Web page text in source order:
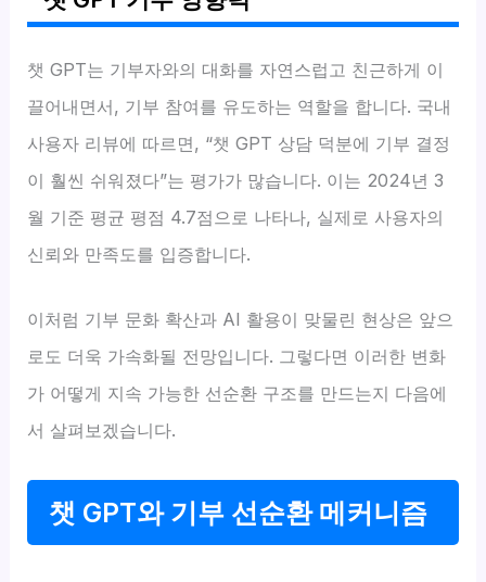
챗 GPT는 기부자와의 대화를 자연스럽고 친근하게 이
끌어내면서, 기부 참여를 유도하는 역할을 합니다. 국내
사용자 리뷰에 따르면, “챗 GPT 상담 덕분에 기부 결정
이 훨씬 쉬워졌다”는 평가가 많습니다. 이는 2024년 3
월 기준 평균 평점 4.7점으로 나타나, 실제로 사용자의
신뢰와 만족도를 입증합니다.
이처럼 기부 문화 확산과 AI 활용이 맞물린 현상은 앞으
로도 더욱 가속화될 전망입니다. 그렇다면 이러한 변화
가 어떻게 지속 가능한 선순환 구조를 만드는지 다음에
서 살펴보겠습니다.
챗 GPT와 기부 선순환 메커니즘